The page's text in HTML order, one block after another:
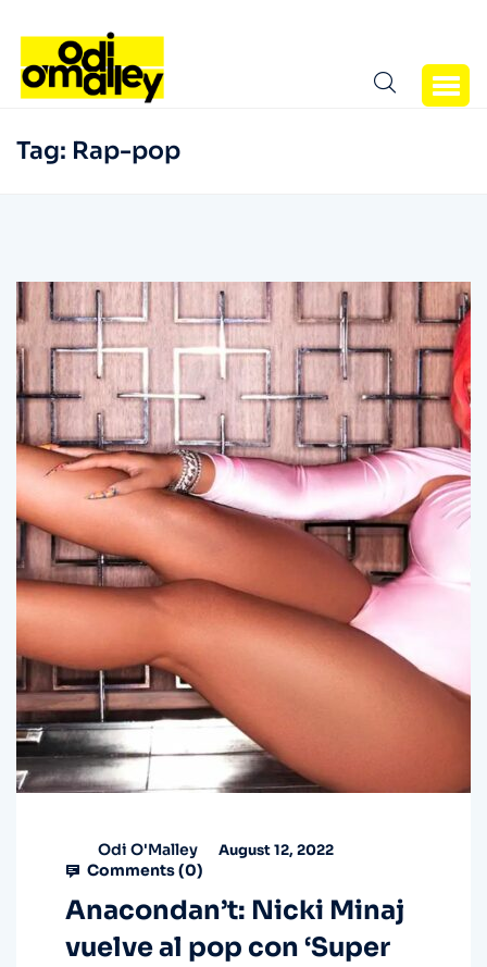
Tag: Rap-pop
Odi O'Malley August 12, 2022
Comments (0)
Anacondan’t: Nicki Minaj
vuelve al pop con ‘Super